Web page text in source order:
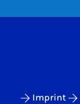
Imprint